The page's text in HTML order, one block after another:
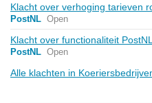
Klacht over verhoging tarieven
PostNL Open
Klacht over functionaliteit
PostNL Open
Alle klachten in